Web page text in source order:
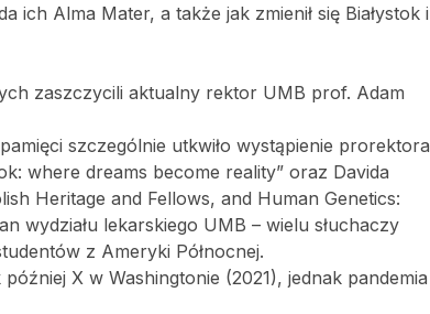
Alma Mater, a także jak zmienił się Białystok i
zaszczycili aktualny rektor UMB prof. Adam
szczególnie utkwiło wystąpienie prorektora
where dreams become reality” oraz Davida
Heritage and Fellows, and Human Genetics:
wydziału lekarskiego UMB – wielu słuchaczy
z Ameryki Północnej.
X w Washingtonie (2021), jednak pandemia